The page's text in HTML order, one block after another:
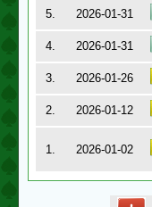
5.
2026-01-31
4.
2026-01-31
3.
2026-01-26
2.
2026-01-12
1. 2026-01-02